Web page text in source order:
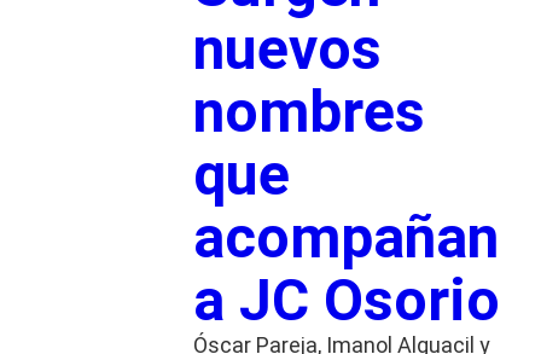
nuevos
nombres
que
acompañan
a JC Osorio
Óscar Pareja, Imanol Alguacil y